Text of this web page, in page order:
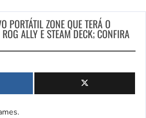
PORTÁTIL ZONE QUE TERÁ O
ALLY E STEAM DECK; CONFIRA